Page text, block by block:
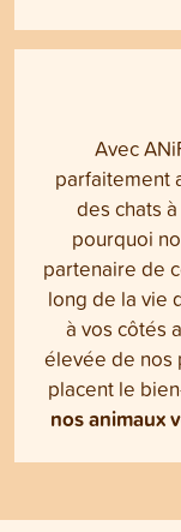
Avec
parfaitement
des chats
pourquoi
partenaire de
long de la vie
à vos côtés
élevée de nos
placent le
nos animaux